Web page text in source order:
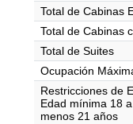
Total de Cabinas
Total de Cabinas
Total de Suites
Ocupación
Restricciones de
Edad mínima 18
menos 21 años